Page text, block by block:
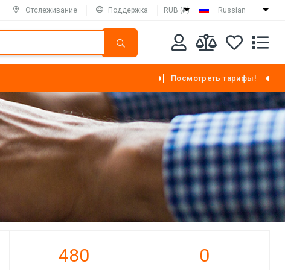
Отслеживание Поддержка RUB (₽) Russian
Посмотреть тарифы!
480 0